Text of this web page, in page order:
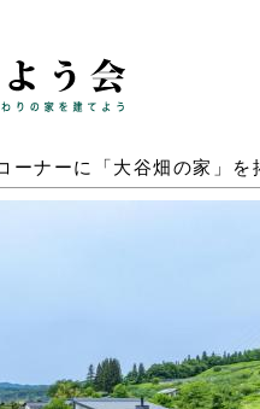
ーナーに「大谷畑の家」を